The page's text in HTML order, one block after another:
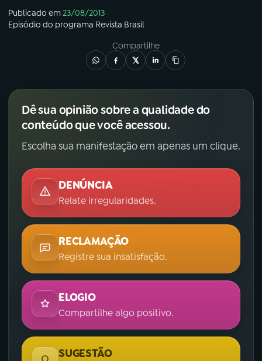
Publicado em23/08/2013
Episódio do programa Revista Brasil
Compartilhe
Dê sua opinião sobre a qualidade do
conteúdo que você acessou.
Escolha sua manifestação em apenas um clique.
DENÚNCIA
Relate irregularidades.
RECLAMAÇÃO
Registre sua insatisfação.
ELOGIO
Compartilhe algo positivo.
SUGESTÃO